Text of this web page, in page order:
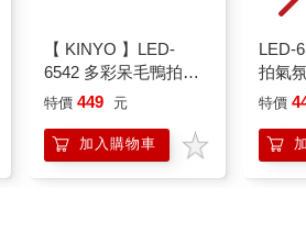
【 KINYO 】LED-
6542 多彩呆毛鴨拍拍
燈
特價 449 元
加入購物車
LED-
拍氣
特價